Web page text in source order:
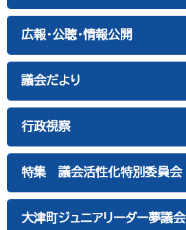
広報・公聴・情報公開
議会だより
行政視察
特集 議会活性化特別委員会
大津町ジュニアリーダー夢議会